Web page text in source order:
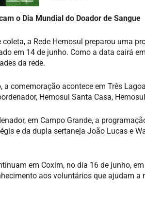
o Dia Mundial do Doador de Sangue
coleta, a Rede Hemosul preparou uma
em 14 de junho. Como a data cairá
da rede.
a comemoração acontece em Três
Hemosul Santa Casa,
em Campo Grande, a
e da dupla sertaneja João Lucas e
em Coxim, no dia 16 de junho,
aos voluntários que ajudam